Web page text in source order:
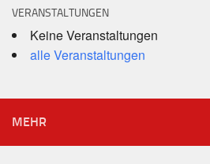
VERANSTALTUNGEN
Keine Veranstaltungen
alle Veranstaltungen
MEHR